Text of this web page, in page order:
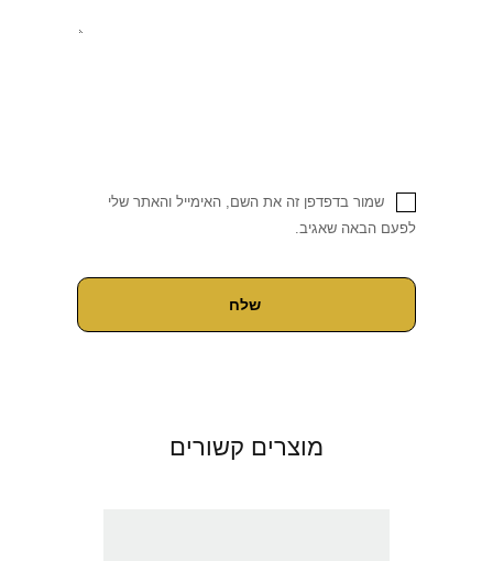
שמור בדפדפן זה את השם, האימייל והאתר שלי
לפעם הבאה שאגיב.
מוצרים קשורים